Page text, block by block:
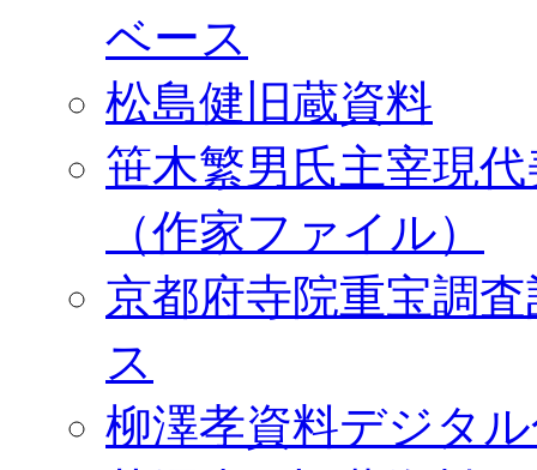
ベース
松島健旧蔵資料
笹木繁男氏主宰現
（作家ファイル）
京都府寺院重宝調
ス
柳澤孝資料デジタ